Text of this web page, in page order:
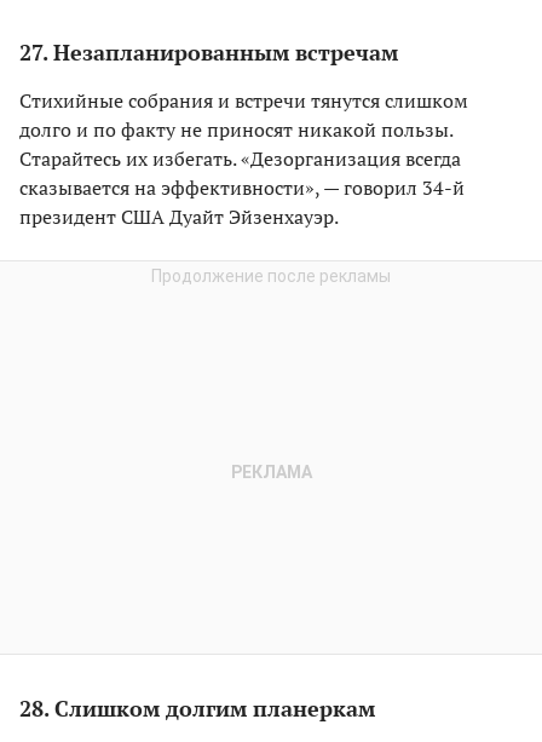
27. Незапланированным встречам
Стихийные собрания и встречи тянутся слишком
долго и по факту не приносят никакой пользы.
Старайтесь их избегать. «Дезорганизация всегда
сказывается на эффективности», — говорил 34-й
президент США Дуайт Эйзенхауэр.
28. Слишком долгим планеркам